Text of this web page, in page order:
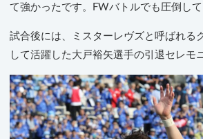
て強かったです。FWバトルでも圧倒して
試合後には、ミスターレヴズと呼ばれる
して活躍した大戸裕矢選手の引退セレモ